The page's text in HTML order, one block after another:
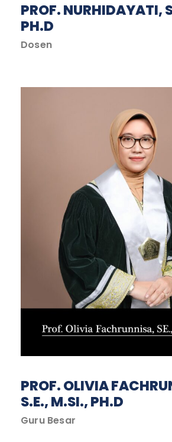
PROF. NURHIDAYATI,
PH.D
Dosen
PROF. OLIVIA
S.E., M.SI., PH.D
Guru Besar